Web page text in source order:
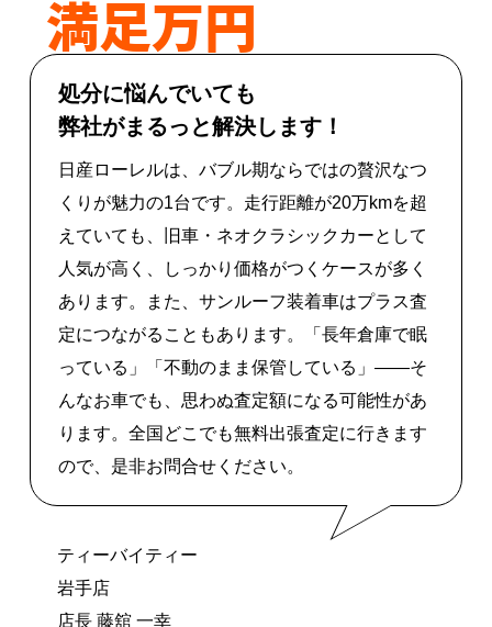
満足万円
処分に悩んでいても
弊社がまるっと解決します！
日産ローレルは、バブル期ならではの贅沢なつ
くりが魅力の1台です。走行距離が20万kmを超
えていても、旧車・ネオクラシックカーとして
人気が高く、しっかり価格がつくケースが多く
あります。また、サンルーフ装着車はプラス査
定につながることもあります。「長年倉庫で眠
っている」「不動のまま保管している」――そ
んなお車でも、思わぬ査定額になる可能性があ
ります。全国どこでも無料出張査定に行きます
ので、是非お問合せください。
ティーバイティー
岩手店
店長 藤舘 一幸